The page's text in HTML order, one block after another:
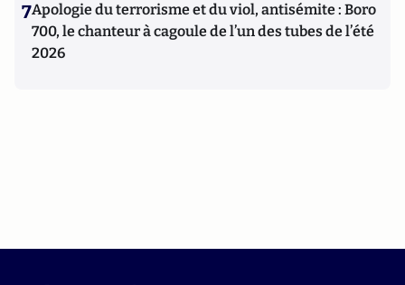
7Apologie du terrorisme et du viol, antisémite : Boro
700, le chanteur à cagoule de l’un des tubes de l’été
2026